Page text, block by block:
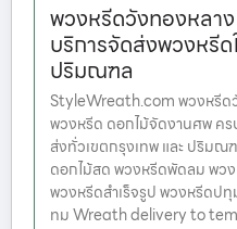
พวงหรีดวังทองหลา
บริการจัดส่งพวงหรีด
ปริมณฑล
StyleWreath.com พวงหรีด
พวงหรีด ดอกไม้จัดงานศพ ค
ส่งทั่วเขตกรุงเทพ และ ปริมณ
ดอกไม้สด พวงหรีดพัดลม พว
พวงหรีดสำเร็จรูป พวงหรีดป
ทม Wreath delivery to